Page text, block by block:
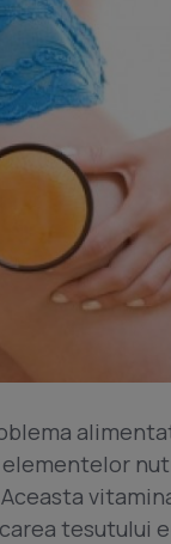
tesutului